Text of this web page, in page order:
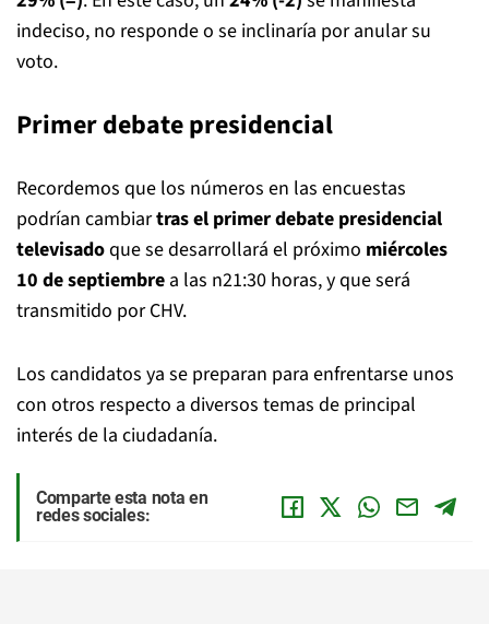
indeciso, no responde o se inclinaría por anular su
voto.
Primer debate presidencial
Recordemos que los números en las encuestas
podrían cambiartras el primer debate presidencial
televisadoque se desarrollará el próximo miércoles
10 de septiembre a las n21:30 horas, y que será
transmitido por CHV.
Los candidatos ya se preparan para enfrentarse unos
con otros respecto a diversos temas de principal
interés de la ciudadanía.
Comparte esta nota en
redes sociales: